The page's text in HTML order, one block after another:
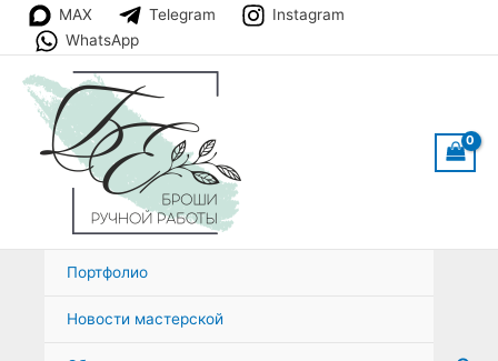
Перейти
содержимому
MAX Telegram
Instagram
WhatsApp
Портфолио
Новости мастерской